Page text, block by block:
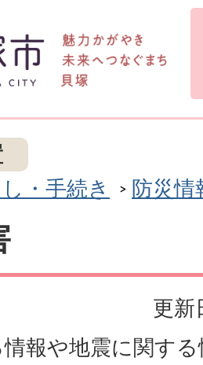
・手続き 防災情
更新
報や地震に関す